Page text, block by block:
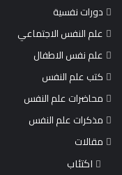
دورات نفسية
علم النفس الاجتماعي
علم نفس الاطفال
كتب علم النفس
محاضرات علم النفس
مذكرات علم النفس
مقالات
اكتئاب